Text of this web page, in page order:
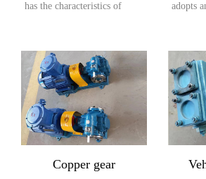
has the characteristics of
adopts
Copper gear